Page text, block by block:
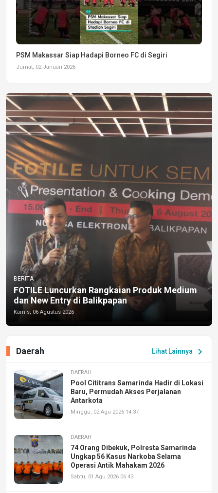
PSM Makassar Siap Hadapi Borneo FC di Segiri
Jumat, 02 Januari 2026
BERITA
FOTILE Luncurkan Rangkaian Produk Medium
dan New Entry di Balikpapan
Kamis, 06 Agustus 2026
Lihat Lainnya chevron_right
Daerah
DAERAH
Pool Cititrans Samarinda Hadir di Lokasi
Baru, Permudah Akses Perjalanan
Antarkota
Minggu, 02 Agu 2026 14:37
DAERAH
74 Orang Dibekuk, Polresta Samarinda
Ungkap 56 Kasus Narkoba Selama
Operasi Antik Mahakam 2026
Sabtu, 01 Agu 2026 06:43